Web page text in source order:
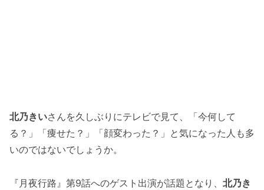
北乃きいさんを久しぶりにテレビで見て、「今何して
る？」「痩せた？」「顔変わった？」と気になった人も多
いのではないでしょうか。
『月夜行路』第9話へのゲスト出演が話題となり、 北乃き